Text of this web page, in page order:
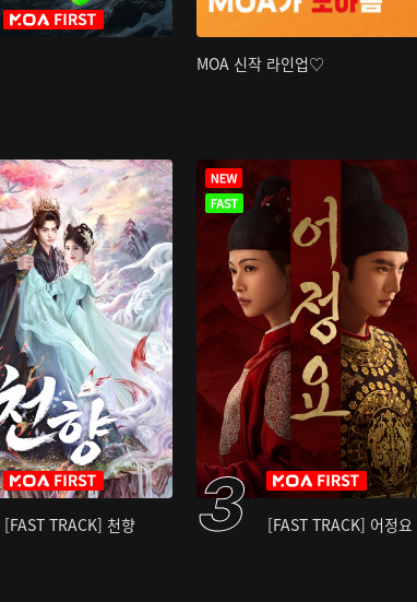
MOA 신작 라인업♡
[FAST TRACK] 천향 [FAST TRACK] 어정요